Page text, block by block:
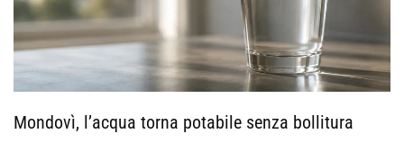
Mondovì, l’acqua torna potabile senza bollitura